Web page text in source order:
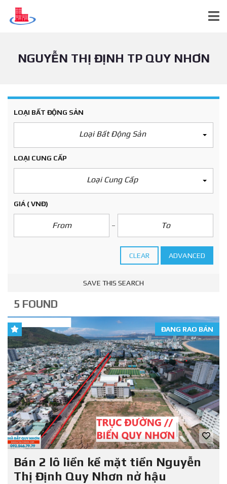
NGUYỄN THỊ ĐỊNH TP QUY NHƠN
LOẠI BẤT ĐỘNG SẢN
Loại Bất Động Sản
LOẠI CUNG CẤP
Loại Cung Cấp
GIÁ ( VNĐ)
CLEAR ADVANCED
SAVE THIS SEARCH
5 FOUND
ĐANG RAO BÁN
Bán 2 lô liền kề mặt tiền Nguyễn
Thị Định Quy Nhơn nở hậu